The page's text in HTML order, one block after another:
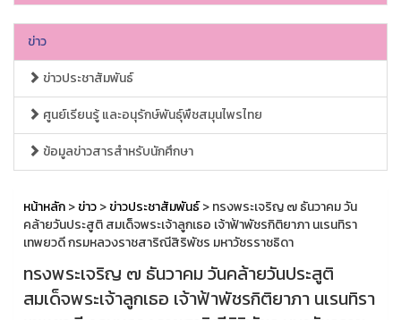
ข่าว
ข่าวประชาสัมพันธ์
ศูนย์เรียนรู้ และอนุรักษ์พันธุ์พืชสมุนไพรไทย
ข้อมูลข่าวสารสำหรับนักศึกษา
หน้าหลัก>ข่าว>ข่าวประชาสัมพันธ์> ทรงพระเจริญ ๗ ธันวาคม วัน
คล้ายวันประสูติ สมเด็จพระเจ้าลูกเธอ เจ้าฟ้าพัชรกิติยาภา นเรนทิรา
เทพยวดี กรมหลวงราชสาริณีสิริพัชร มหาวัชรราชธิดา
ทรงพระเจริญ ๗ ธันวาคม วันคล้ายวันประสูติ
สมเด็จพระเจ้าลูกเธอ เจ้าฟ้าพัชรกิติยาภา นเรนทิรา